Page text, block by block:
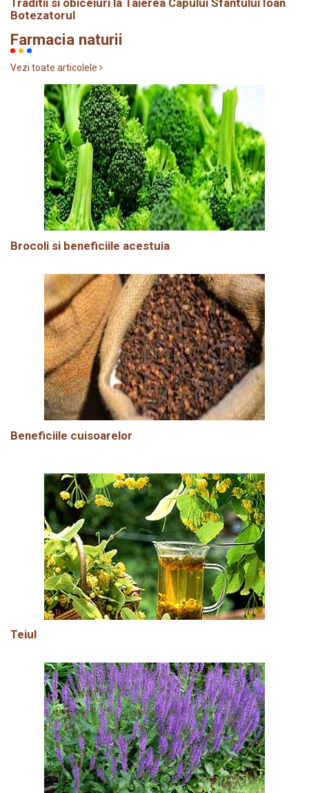
Traditii si obiceiuri la Taierea Capului Sfântului Ioan
Botezatorul
Farmacia naturii
Vezi toate articolele
Brocoli si beneficiile acestuia
Beneficiile cuisoarelor
Teiul